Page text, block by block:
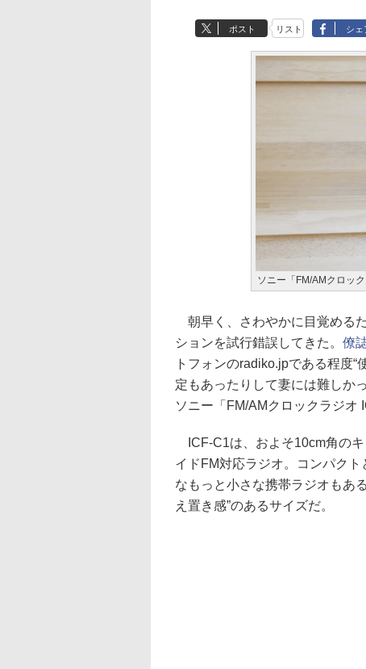
ポスト リスト シェ
ソニー「FM/AMクロック
朝早く、さわやかに目覚める
ションを試行錯誤してきた。 僚
トフォンのradiko.jpである程度
定もあったりして妻には難しか
ソニー「FM/AMクロックラジオ
ICF-C1は、およそ10cm角の
イドFM対応ラジオ。コンパク
なもっと小さな携帯ラジオもあ
え置き感”のあるサイズだ。